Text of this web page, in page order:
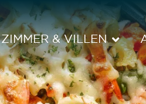
ZIMMER & VILLEN